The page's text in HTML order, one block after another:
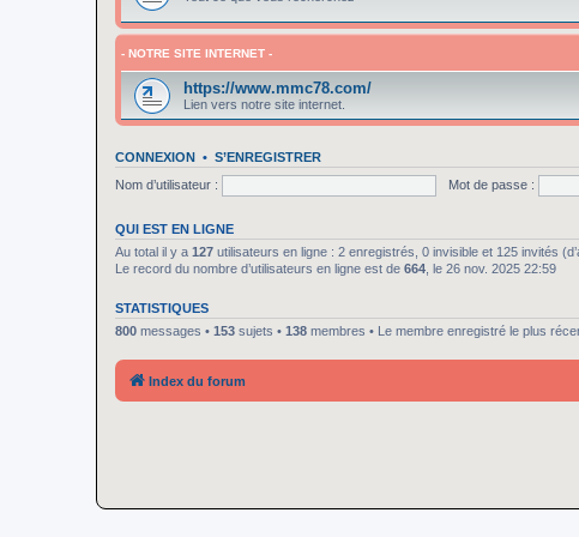
- NOTRE SITE INTERNET -
https://www.mmc78.com/
Lien vers notre site internet.
CONNEXION • S’ENREGISTRER
Nom d’utilisateur :
Mot de passe :
QUI EST EN LIGNE
Au total il y a 127 utilisateurs en ligne : 2 enregistrés, 0 invisible et 125 invités
Le record du nombre d’utilisateurs en ligne est de 664 , le 26 nov. 2025 22:59
STATISTIQUES
800 messages • 153 sujets • 138 membres • Le membre enregistré le plus
Index du forum